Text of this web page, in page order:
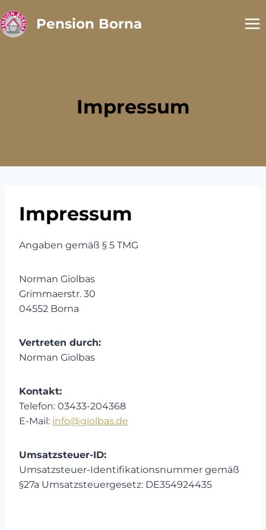
Inhalt
springen
Pension Borna
Impressum
Impressum
Angaben gemäß § 5 TMG
Norman Giolbas
Grimmaerstr. 30
04552 Borna
Vertreten durch:
Norman Giolbas
Kontakt:
Telefon: 03433-204368
E-Mail: info@giolbas.de
Umsatzsteuer-ID:
Umsatzsteuer-Identifikationsnummer gemäß
§27a Umsatzsteuergesetz: DE354924435